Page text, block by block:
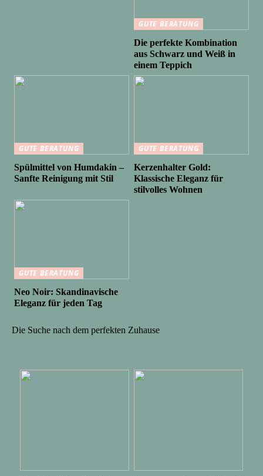
GUTE BERATUNG
Die perfekte Kombination
aus Schwarz und Weiß in
einem Teppich
GUTE BERATUNG
Spülmittel von Humdakin –
Sanfte Reinigung mit Stil
GUTE BERATUNG
Kerzenhalter Gold:
Klassische Eleganz für
stilvolles Wohnen
GUTE BERATUNG
Neo Noir: Skandinavische
Eleganz für jeden Tag
Die Suche nach dem perfekten Zuhause